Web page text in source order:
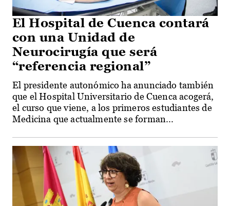
El Hospital de Cuenca contará
con una Unidad de
Neurocirugía que será
“referencia regional”
El presidente autonómico ha anunciado también
que el Hospital Universitario de Cuenca acogerá,
el curso que viene, a los primeros estudiantes de
Medicina que actualmente se forman...